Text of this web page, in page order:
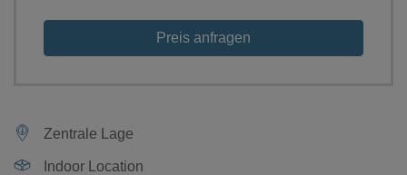
Preis anfragen
Zentrale Lage
Indoor Location